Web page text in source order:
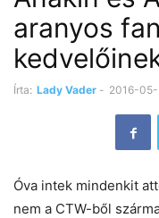
aranyos
Írta: Lady Vader - 2016-
Óva intek mindenkit
nem a CTW-ből